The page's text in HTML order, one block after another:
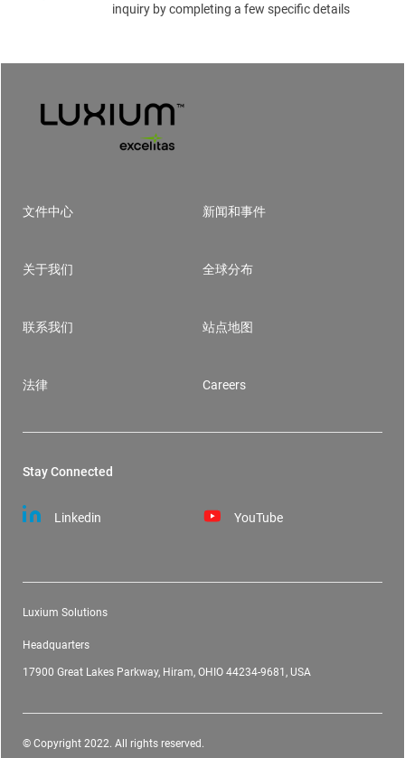
inquiry by completing a few specific details
文件中心 新闻和事件
关于我们 全球分布
联系我们 站点地图
法律 Careers
Stay Connected
Linkedin YouTube
Luxium Solutions
Headquarters
17900 Great Lakes Parkway, Hiram, OHIO 44234-9681, USA
© Copyright 2022. All rights reserved.